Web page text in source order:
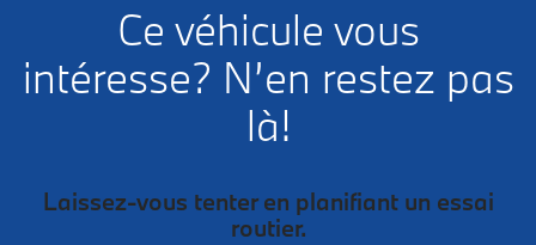
Ce véhicule vous
intéresse? N’en restez pas
là!
Laissez-vous tenter en planifiant un essai
routier.